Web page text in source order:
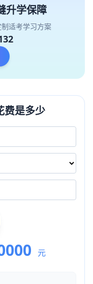
升学保障
适考学习方案
费是多少
元